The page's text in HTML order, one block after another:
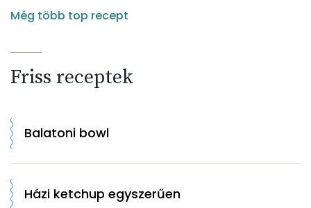
Még több top recept
Friss receptek
Balatoni bowl
Házi ketchup egyszerűen